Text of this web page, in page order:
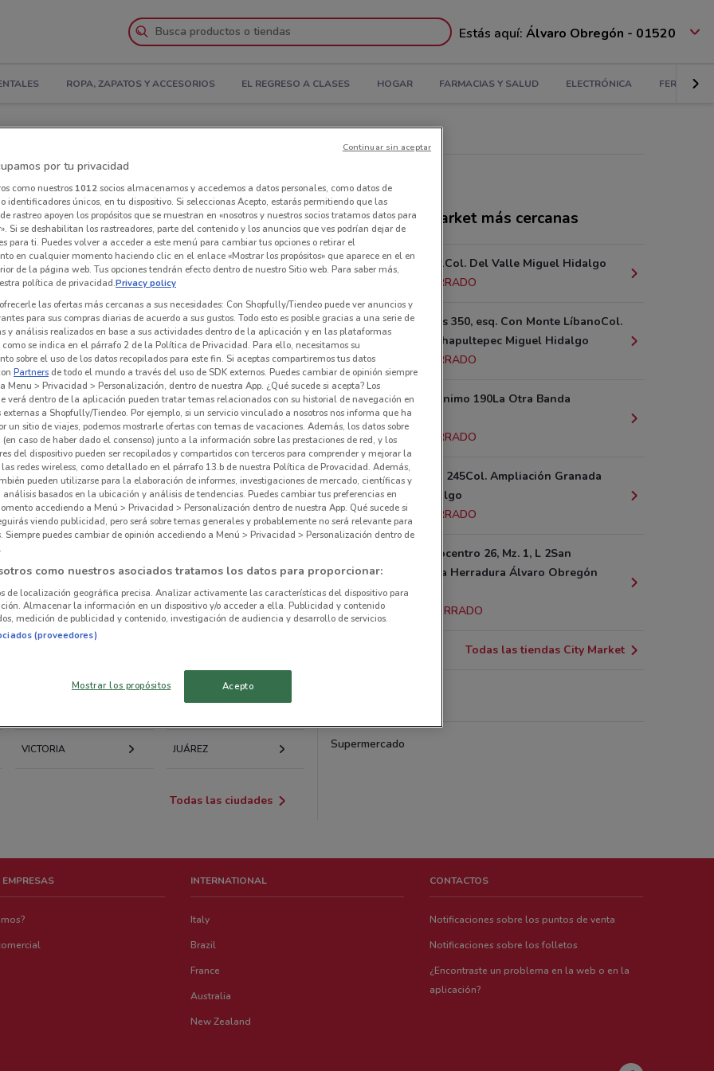
Estás aquí: Álvaro Obregón - 01520
ROPA, ZAPATOS Y ACCESORIOS EL REGRESO A CLASES HOGAR FARMACIAS Y SALUD ELECTRÓNICA
el Folleto
City Market cerca de ti
hay ofertas vigentes
AZCAPOTZALCO IZTACALCO
CARRANZA
VICTORIA JUÁREZ
Todas las ciudades
Tiendas City Market más cercanas
Pilares 1061Col. Del Valle Miguel Hidalgo
CERRADO
Monte Athos 350, esq. Con Monte LíbanoCol.
Lomas de Chapultepec Miguel Hidalgo
CERRADO
Av. San Jerónimo 190La Otra Banda
Coyoacán
6.6 km
CERRADO
Lago Zurich 245Col. Ampliación Granada
Miguel Hidalgo
6.8 km
CERRADO
Blvd. Magnocentro 26, Mz. 1, L 2San
Fernando La Herradura Álvaro Obregón
(cdmx)
10.9 km
CERRADO
Todas las tiendas City Market
Supermercado
INTERNATIONAL
Italy
Brazil
France
Australia
New Zealand
CONTACTOS
Notificaciones sobre los puntos de venta
Notificaciones sobre los folletos
¿Encontraste un problema en la web o en la
aplicación?
por tu privacidad
como nuestros 1012socios almacenamos y accedemos a datos personales, como datos de
identificadores únicos, en tu dispositivo. Si seleccionas Acepto, estarás permitiendo que las
rastreo apoyen los propósitos que se muestran en «nosotros y nuestros socios tratamos datos para
Si se deshabilitan los rastreadores, parte del contenido y los anuncios que ves podrían dejar de
para ti. Puedes volver a acceder a este menú para cambiar tus opciones o retirar el
en cualquier momento haciendo clic en el enlace «Mostrar los propósitos» que aparece en el en
de la página web. Tus opciones tendrán efecto dentro de nuestro Sitio web. Para saber más,
política de privacidad.Privacy policy
las ofertas más cercanas a sus necesidades: Con Shopfully/Tiendeo puede ver anuncios y
para sus compras diarias de acuerdo a sus gustos. Todo esto es posible gracias a una serie de
y análisis realizados en base a sus actividades dentro de la aplicación y en las plataformas
como se indica en el párrafo 2 de la Política de Privacidad. Para ello, necesitamos su
sobre el uso de los datos recopilados para este fin. Si aceptas compartiremos tus datos
Partners de todo el mundo a través del uso de SDK externos. Puedes cambiar de opinión siempre
Menu > Privacidad > Personalización, dentro de nuestra App. ¿Qué sucede si acepta? Los
verá dentro de la aplicación pueden tratar temas relacionados con su historial de navegación en
a Shopfully/Tiendeo. Por ejemplo, si un servicio vinculado a nosotros nos informa que ha
un sitio de viajes, podemos mostrarle ofertas con temas de vacaciones. Además, los datos sobre
caso de haber dado el consenso) junto a la información sobre las prestaciones de red, y los
del dispositivo pueden ser recopilados y compartidos con terceros para comprender y mejorar la
las redes wireless, como detallado en el párrafo 13.b de nuestra Política de Provacidad. Además,
pueden utilizarse para la elaboración de informes, investigaciones de mercado, científicas y
análisis basados en la ubicación y análisis de tendencias. Puedes cambiar tus preferencias en
accediendo a Menú > Privacidad > Personalización dentro de nuestra App. Qué sucede si
viendo publicidad, pero será sobre temas generales y probablemente no será relevante para
Siempre puedes cambiar de opinión accediendo a Menú > Privacidad > Personalización dentro de
como nuestros asociados tratamos los datos para proporcionar:
de localización geográfica precisa. Analizar activamente las características del dispositivo para
Almacenar la información en un dispositivo y/o acceder a ella. Publicidad y contenido
medición de publicidad y contenido, investigación de audiencia y desarrollo de servicios.
(proveedores)
Mostrar los propósitos Acepto
Continuar sin aceptar